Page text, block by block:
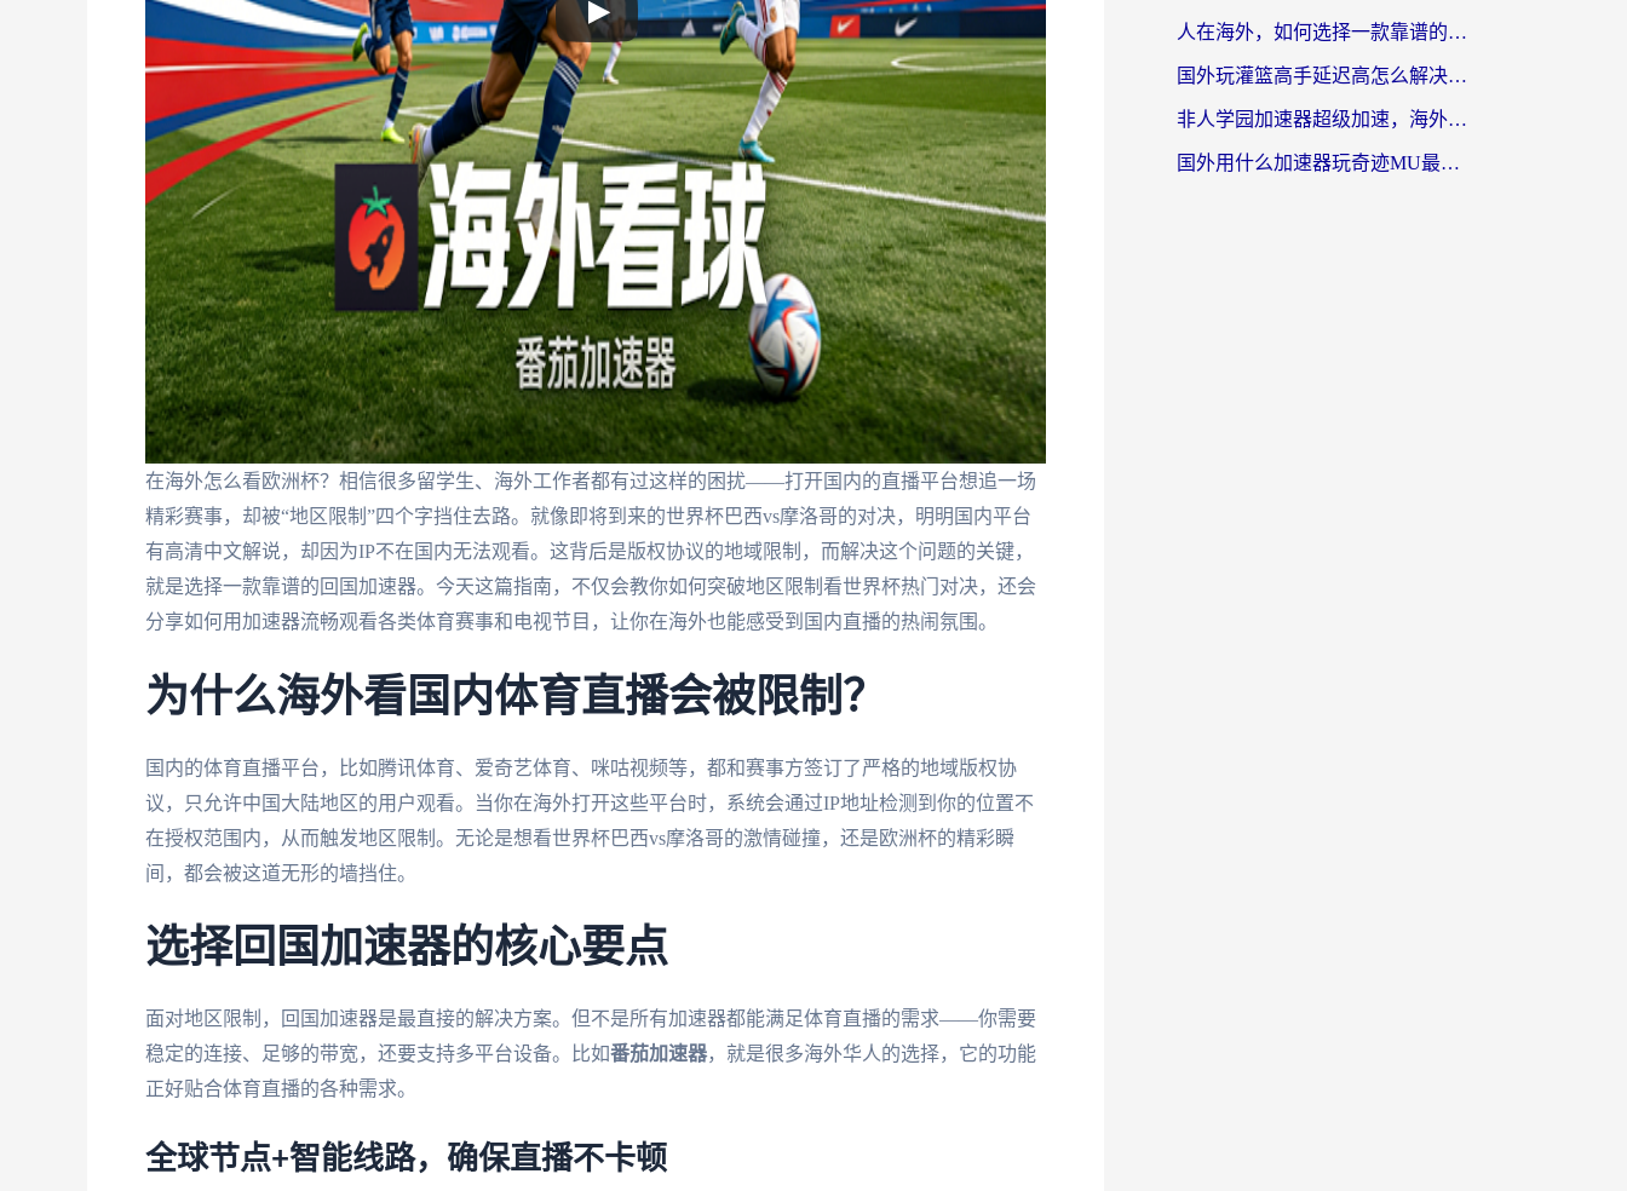
在海外怎么看欧洲杯？相信很多留学生、海外工作者都有过这样的困扰——打开国内的直播平台想追一场
精彩赛事，却被“地区限制”四个字挡住去路。就像即将到来的世界杯巴西vs摩洛哥的对决，明明国内平台
有高清中文解说，却因为IP不在国内无法观看。这背后是版权协议的地域限制，而解决这个问题的关键，
就是选择一款靠谱的回国加速器。今天这篇指南，不仅会教你如何突破地区限制看世界杯热门对决，还会
分享如何用加速器流畅观看各类体育赛事和电视节目，让你在海外也能感受到国内直播的热闹氛围。
为什么海外看国内体育直播会被限制？
国内的体育直播平台，比如腾讯体育、爱奇艺体育、咪咕视频等，都和赛事方签订了严格的地域版权协
议，只允许中国大陆地区的用户观看。当你在海外打开这些平台时，系统会通过IP地址检测到你的位置不
在授权范围内，从而触发地区限制。无论是想看世界杯巴西vs摩洛哥的激情碰撞，还是欧洲杯的精彩瞬
间，都会被这道无形的墙挡住。
选择回国加速器的核心要点
面对地区限制，回国加速器是最直接的解决方案。但不是所有加速器都能满足体育直播的需求——你需要
稳定的连接、足够的带宽，还要支持多平台设备。比如番茄加速器，就是很多海外华人的选择，它的功能
正好贴合体育直播的各种需求。
全球节点+智能线路，确保直播不卡顿
人在海外，如何选择一款靠谱的玩剑灵2加速器？
国外玩灌篮高手延迟高怎么解决？海外玩家国服游戏加速终极指南
非人学园加速器超级加速，海外玩家重返国服的通行证
国外用什么加速器玩奇迹MU最好？2026海外玩家国服游戏加速全攻略